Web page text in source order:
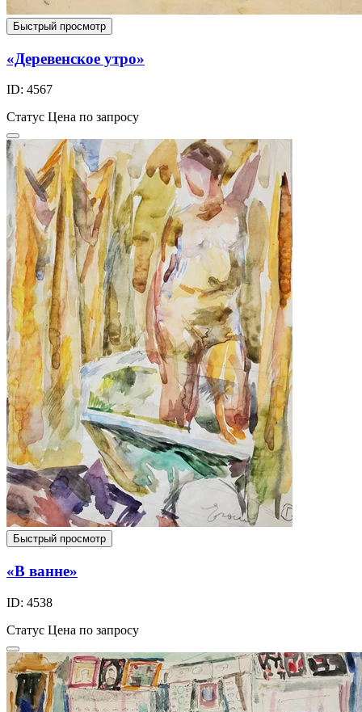
Быстрый просмотр
«Деревенское утро»
ID: 4567
Статус Цена по запросу
Быстрый просмотр
«В ванне»
ID: 4538
Статус Цена по запросу